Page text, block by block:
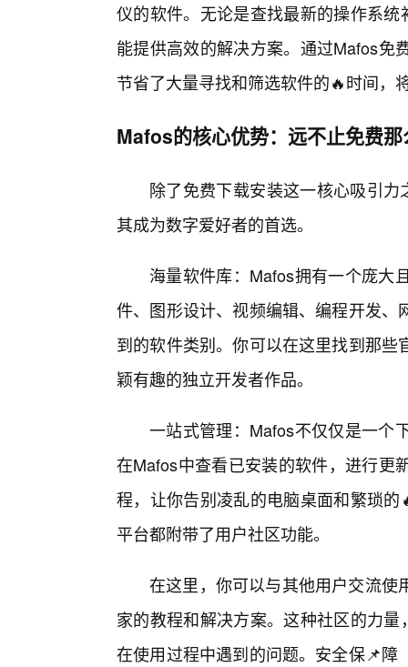
仪的软件。无论是查找最新的操作系
能提供高效的解决方案。通过Mafos免
节省了大量寻找和筛选软件的🔥时间，
Mafos的核心优势：远不止免费那
除了免费下载安装这一核心吸引
其成为数字爱好者的首选。
海量软件库：Mafos拥有一个庞大
件、图形设计、视频编辑、编程开发
到的软件类别。你可以在这里找到那
颖有趣的独立开发者作品。
一站式管理：Mafos不仅仅是一个
在Mafos中查看已安装的软件，进行更
程，让你告别凌乱的电脑桌面和繁琐
平台都附带了用户社区功能。
在这里，你可以与其他用户交流使
家的教程和解决方案。这种社区的力
在使用过程中遇到的问题。安全保📌